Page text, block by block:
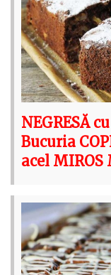
NEGRESĂ
Bucuria
acel MIROS